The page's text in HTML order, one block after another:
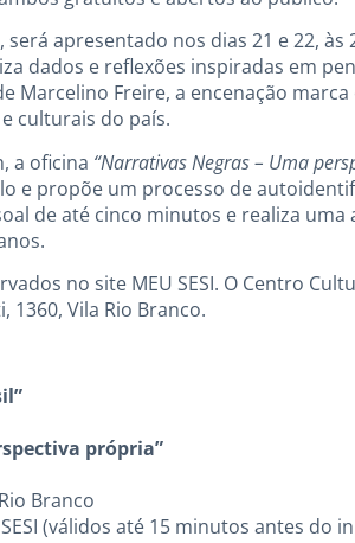
apresentado nos dias 21 e 22, às
dados e reflexões inspiradas em
Marcelino Freire, a encenação
culturais do país.
a oficina “Narrativas Negras – Uma
e propõe um processo de
de até cinco minutos e realiza uma
no site MEU SESI. O Centro
Vila Rio Branco.
própria”
Branco
(válidos até 15 minutos antes do